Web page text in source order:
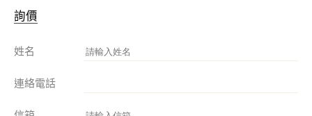
詢價
姓名
連絡電話